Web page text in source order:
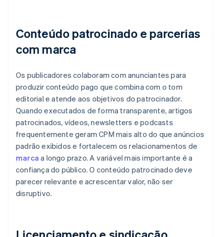
Conteúdo patrocinado e parcerias
com marca
Os publicadores colaboram com anunciantes para
produzir conteúdo pago que combina com o tom
editorial e atende aos objetivos do patrocinador.
Quando executados de forma transparente, artigos
patrocinados, vídeos, newsletters e podcasts
frequentemente geram CPM mais alto do que anúncios
padrão exibidos e fortalecem os relacionamentos de
marca a longo prazo. A variável mais importante é a
confiança do público. O conteúdo patrocinado deve
parecer relevante e acrescentar valor, não ser
disruptivo.